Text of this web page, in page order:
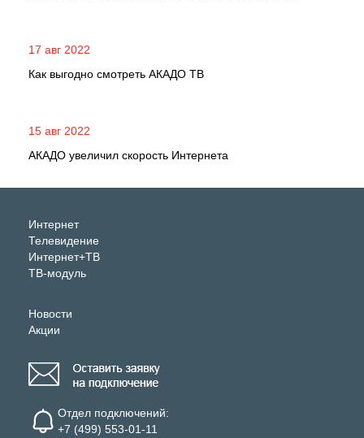
17 авг 2022
Как выгодно смотреть АКАДО ТВ
15 авг 2022
АКАДО увеличил скорость Интернета
Интернет
Телевидение
Интернет+ТВ
ТВ-модуль
Новости
Акции
Отдел подключений:
+7 (499) 553-01-11